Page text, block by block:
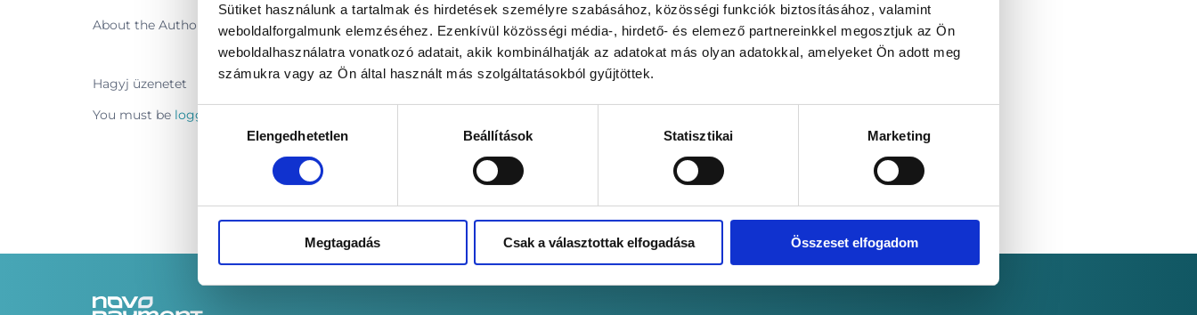
Sütiket használunk a tartalmak és hirdetések személyre szabásához, közösségi funkciók biztosításához, valamint
weboldalforgalmunk elemzéséhez. Ezenkívül közösségi média-, hirdető- és elemező partnereinkkel megosztjuk az Ön
weboldalhasználatra vonatkozó adatait, akik kombinálhatják az adatokat más olyan adatokkal, amelyeket Ön adott meg
számukra vagy az Ön által használt más szolgáltatásokból gyűjtöttek.
Hozzájárulás
kiválasztásaElengedhetetlen Beállítások Statisztikai Marketing
Megtagadás Csak a választottak elfogadása Összeset elfogadom
About the Author: codebuild
Hagyj üzenetet
You must be logged in